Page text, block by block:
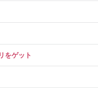
をゲット